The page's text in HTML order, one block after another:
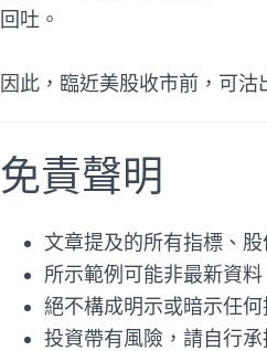
回吐。
因此，臨近美股收市前，可沽
免責聲明
文章提及的所有指標、
所示範例可能非最新資料
絕不構成明示或暗示任何
投資帶有風險，請自行承